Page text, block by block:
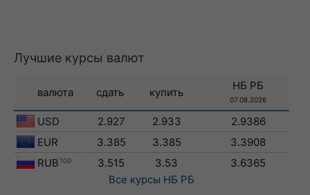
Лучшие курсы валют
валюта сдать купить
НБ РБ
07.08.2026
USD 2.927 2.933
2.9386
EUR
3.385 3.385
3.3908
RUB 100 3.515 3.53
3.6365
Все курсы НБ РБ